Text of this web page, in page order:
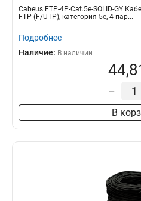
Cabeus FTP-4P-Cat.5e-SOLID-GY
FTP (F/UTP), категория 5e, 4 пар...
Подробнее
Наличие: В наличии
–
В